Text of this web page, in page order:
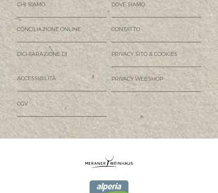
CHI SIAMO DOVE SIAMO
CONCILIAZIONE ONLINE CONTATTO
DICHIARAZIONE DI
ACCESSIBILITÀ
PRIVACY SITO & COOKIES
PRIVACY WEBSHOP
CGV